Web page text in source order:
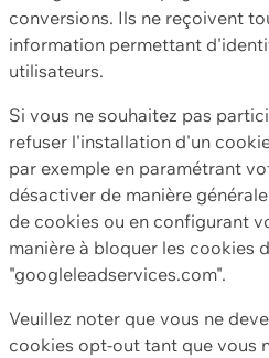
conversions. Ils ne reçoivent
information permettant
utilisateurs.
Si vous ne souhaitez pas
refuser l'installation d'un
par exemple en paramétrant
désactiver de manière
de cookies ou en configurant
manière à bloquer les cookies
"googleleadservices.com".
Veuillez noter que vous ne
cookies opt-out tant que vous